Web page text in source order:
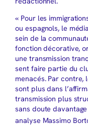
« Pour les
ou espagnols, le
sein de la
fonction décorative,
une transmission
sent faire partie du
menacés. Par contre,
sont plus dans
transmission plus
sans doute
analyse Massimo